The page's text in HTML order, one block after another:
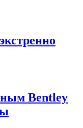
Bentley